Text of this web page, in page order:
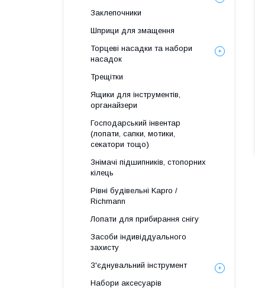
Заклепочники
Шприци для змащення
Торцеві насадки та набори
насадок
Трещітки
Ящики для інструментів,
органайзери
Господарський інвентар
(лопати, сапки, мотики,
секатори тощо)
Знімачі підшипників, стопорних
кілець
Рівні будівельні Kapro /
Richmann
Лопати для прибирання снігу
Засоби індивіддуального
захисту
З'єднувальний інструмент
Набори аксесуарів